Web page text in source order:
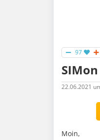
97
22.06.2021
Moin,